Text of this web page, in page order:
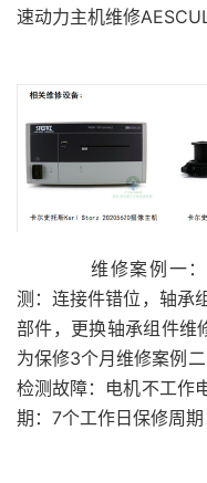
速动力主机维修
维修案例一
测：连接件错位，轴承
部件，更换轴承组件维
为保修3个月维修案例
检测故障：电机不工作
期：7个工作日保修周期